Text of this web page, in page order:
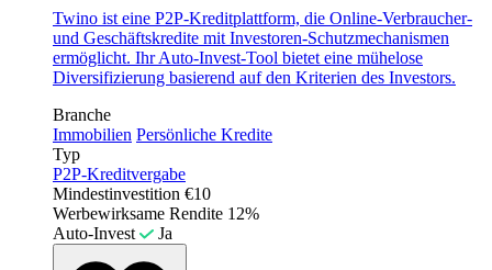
Twino ist eine P2P-Kreditplattform, die Online-Verbraucher-
und Geschäftskredite mit Investoren-Schutzmechanismen
ermöglicht. Ihr Auto-Invest-Tool bietet eine mühelose
Diversifizierung basierend auf den Kriterien des Investors.
Branche
Immobilien Persönliche Kredite
Typ
P2P-Kreditvergabe
Mindestinvestition €10
Werbewirksame Rendite 12%
Auto-Invest
Ja